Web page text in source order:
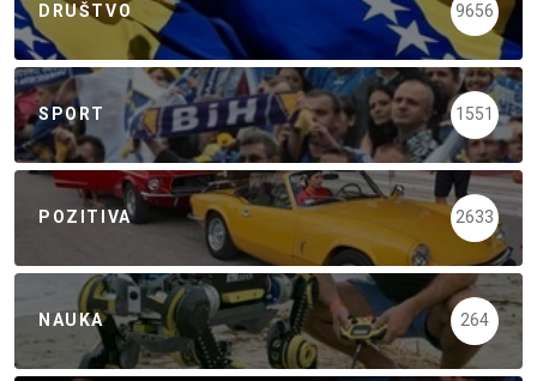
DRUŠTVO 9656
SPORT 1551
POZITIVA 2633
NAUKA 264